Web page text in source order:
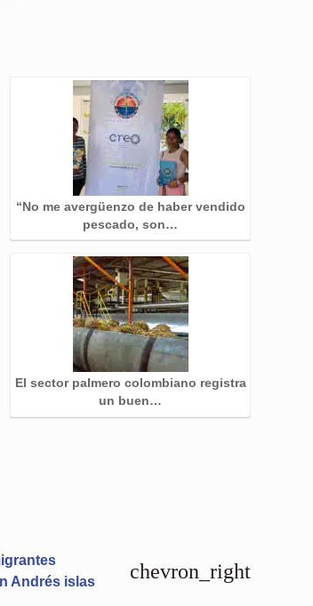
“No me avergüenzo de haber vendido
pescado, son…
El sector palmero colombiano registra
un buen…
Andrés islas
chevron_right